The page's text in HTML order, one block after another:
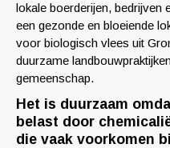
lokale boerderijen, bedrijven
een gezonde en bloeiende
voor biologisch vlees uit
duurzame
gemeenschap.
Het is duurzaam
belast door
die vaak voorkomen